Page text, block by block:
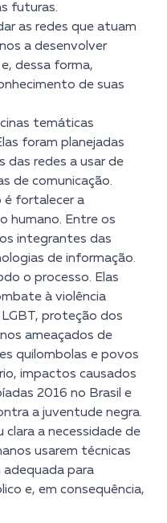
futuras.
as redes que atuam
a desenvolver
dessa forma,
de suas
temáticas
foram planejadas
das redes a usar de
de comunicação.
é fortalecer a
humano. Entre os
integrantes das
de informação.
o processo. Elas
à violência
proteção dos
ameaçados de
quilombolas e povos
impactos causados
2016 no Brasil e
a juventude negra.
a necessidade de
usarem técnicas
adequada para
e, em consequência,